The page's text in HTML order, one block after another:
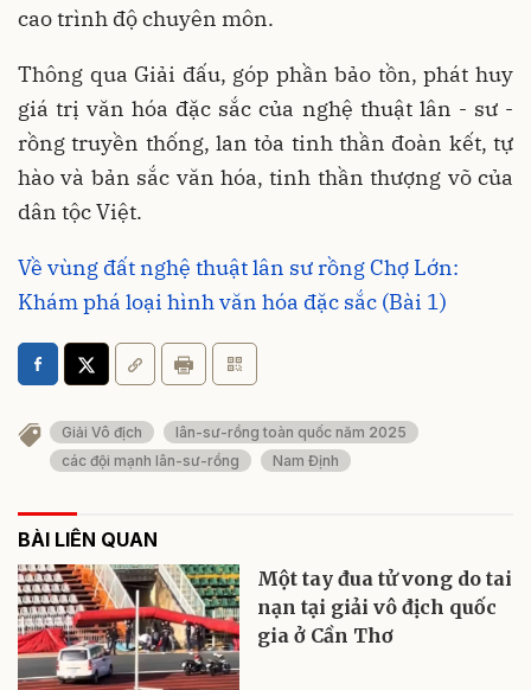
cao trình độ chuyên môn.
Thông qua Giải đấu, góp phần bảo tồn, phát huy
giá trị văn hóa đặc sắc của nghệ thuật lân - sư -
rồng truyền thống, lan tỏa tinh thần đoàn kết, tự
hào và bản sắc văn hóa, tinh thần thượng võ của
dân tộc Việt.
Về vùng đất nghệ thuật lân sư rồng Chợ Lớn:
Khám phá loại hình văn hóa đặc sắc (Bài 1)
Giải Vô địch
lân-sư-rồng toàn quốc năm 2025
các đội mạnh lân-sư-rồng
Nam Định
BÀI LIÊN QUAN
Một tay đua tử vong do tai
nạn tại giải vô địch quốc
gia ở Cần Thơ